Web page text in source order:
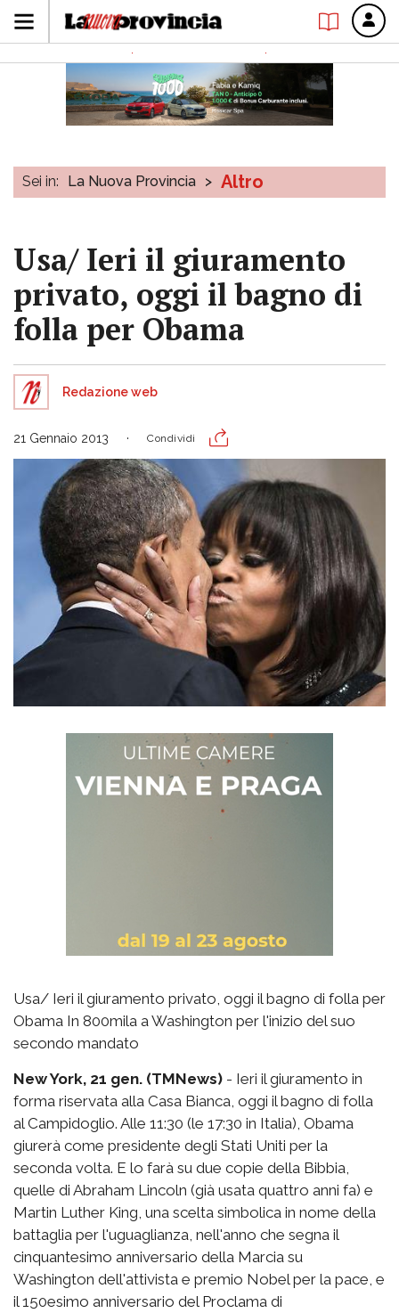
Sei in: La Nuova Provincia > Altro
Usa/ Ieri il giuramento
privato, oggi il bagno di
folla per Obama
Redazione web
21 Gennaio 2013 Condividi
Usa/ Ieri il giuramento privato, oggi il bagno di folla per
Obama In 800mila a Washington per l'inizio del suo
secondo mandato
New York, 21 gen. (TMNews) - Ieri il giuramento in
forma riservata alla Casa Bianca, oggi il bagno di folla
al Campidoglio. Alle 11:30 (le 17:30 in Italia), Obama
giurerà come presidente degli Stati Uniti per la
seconda volta. E lo farà su due copie della Bibbia,
quelle di Abraham Lincoln (già usata quattro anni fa) e
Martin Luther King, una scelta simbolica in nome della
battaglia per l'uguaglianza, nell'anno che segna il
cinquantesimo anniversario della Marcia su
Washington dell'attivista e premio Nobel per la pace, e
il 150esimo anniversario del Proclama di